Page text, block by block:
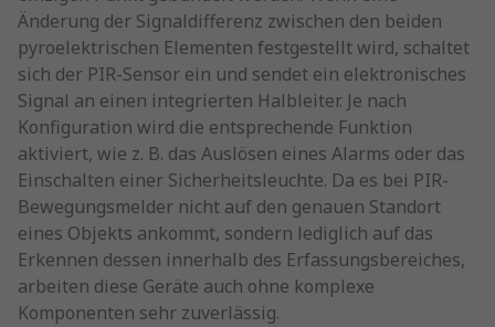
Änderung der Signaldifferenz zwischen den beiden
pyroelektrischen Elementen festgestellt wird, schaltet
sich der PIR-Sensor ein und sendet ein elektronisches
Signal an einen integrierten Halbleiter. Je nach
Konfiguration wird die entsprechende Funktion
aktiviert, wie z. B. das Auslösen eines Alarms oder das
Einschalten einer Sicherheitsleuchte. Da es bei PIR-
Bewegungsmelder nicht auf den genauen Standort
eines Objekts ankommt, sondern lediglich auf das
Erkennen dessen innerhalb des Erfassungsbereiches,
arbeiten diese Geräte auch ohne komplexe
Komponenten sehr zuverlässig.